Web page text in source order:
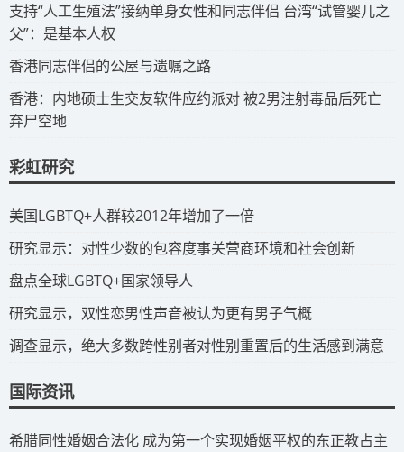
​支持“人工生殖法”接纳单身女性和同志伴侣 台湾“试管婴儿之
父”：是基本人权
​香港同志伴侣的公屋与遗嘱之路
​香港：内地硕士生交友软件应约派对 被2男注射毒品后死亡
弃尸空地
彩虹研究
​美国LGBTQ+人群较2012年增加了一倍
​研究显示：对性少数的包容度事关营商环境和社会创新
​盘点全球LGBTQ+国家领导人
研究显示，双性恋男性声音被认为更有男子气概
调查显示，绝大多数跨性别者对性别重置后的生活感到满意
国际资讯
​希腊同性婚姻合法化 成为第一个实现婚姻平权的东正教占主